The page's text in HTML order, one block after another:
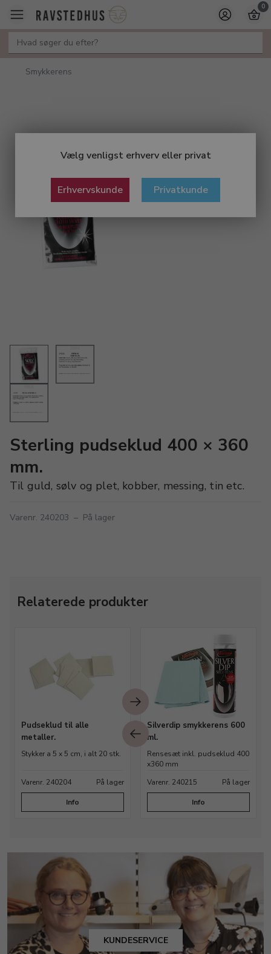
Vælg venligst erhverv eller privat
Erhvervskunde Privatkunde
0
Smykkerens
Sterling pudseklud 400 × 360
mm.
Til guld, sølv og plet, kobber, messing, tin etc.
Varenr. 240203 – På lager
Relaterede produkter
Pudseklud til alle
metaller.
Stykker a 5 x 5 cm, i alt 20 stk.
Varenr. 240204 På lager
Info
Silverdip smykkerens 600
ml.
Rensesæt inkl. pudseklud 400
x360 mm
Varenr. 240215
På lager
Info
KUNDESERVICE